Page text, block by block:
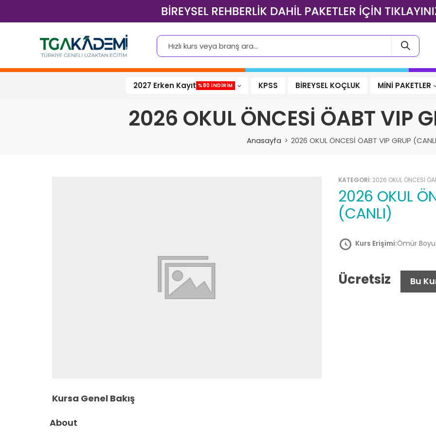
2027 Erken Kayıt %80 İNDIRIM KPSS BİREYSEL KOÇLUK MİNİ PAKETLER
2026 OKUL ÖNCESİ ÖABT VIP
Anasayfa 2026 OKUL ÖNCESİ ÖABT VIP GRUP
KATEGORİ: 2026 OKUL ÖNCESİ
2026 OKUL ÖNCESİ ÖABT VIP GRUP
(CANLI)
Kurs Erişimi:Ömür Boyu
Ücretsiz Bu
Kursa Genel Bakış
About